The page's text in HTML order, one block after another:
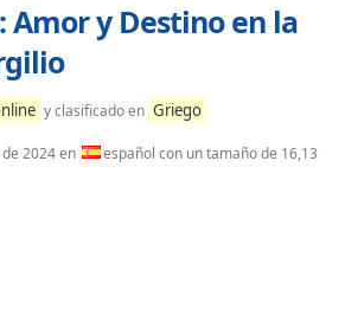
Amor y Destino en la
y clasificado en Griego
2024en
español con un tamaño de 16,13